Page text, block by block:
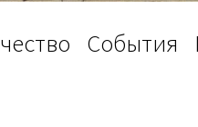
События